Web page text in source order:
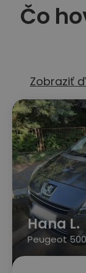
Čo
Zobraziť
Hana L.
Peugeot